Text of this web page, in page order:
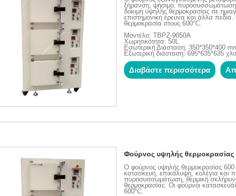
ξήρανση, ψήσιμο, πυροσυσσωμάτωση,
δοκιμή υψηλής θερμοκρασίας σε
επιστημονική έρευνα και άλλα
θερμοκρασία στους 600°C.
Μοντέλο: TBPZ-9050A
Χωρητικότητα: 50L
Εσωτερική Διάσταση: 350*350*400
Εξωτερική διάσταση: 695*635*635
Διαβάστε περισσότερα
Φούρνος υψηλής θερμοκρασίας
Ο φούρνος υψηλής θερμοκρασίας 600
κατασκευή, επικάλυψη, κολέγια και
πυροσυσσωμάτωση, θερμική
θερμοκρασίας. Οι φούρνοι
600°C.